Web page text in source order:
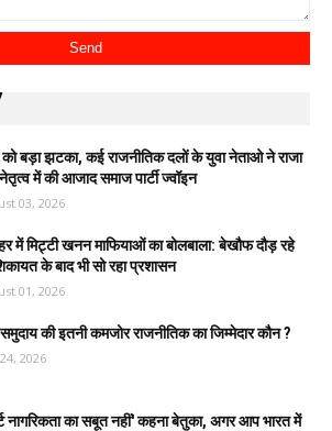
बड़ा झटका, कई राजनीतिक दलों के युवा नेताओ ने राजा
में की आजाद समाज पार्टी ज्वॉइन
03, 2026
में मिट्टी खनन माफियाओं का बोलबाला: बेखौफ दौड़ रहे
के बाद भी सो रहा प्रशासन
01, 2026
की इतनी कमजोर राजनीतिक का जिम्मेदार कौन ?
2026
नागरिकता का सबूत नहीं' कहना बेतुका, अगर आप भारत में